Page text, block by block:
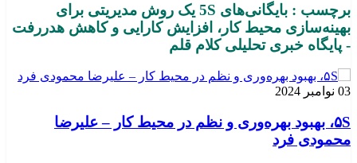
برچسب : بایگانی‌های 5S یک روش مدیریتی برای
بهینه‌سازی محیط کار، افزایش کارایی و کاهش هدررفت
- پایگاه خبری تحلیلی کلام قلم
03 نوامبر 2024
۵S، بهبود بهره‌وری و نظم در محیط کار – علیرضا
محمودی فرد